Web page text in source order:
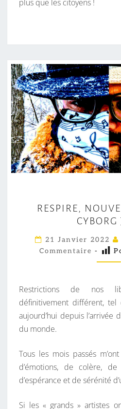
plus que les citoyens !
E
S
P
R
N
O
E
L
A
RESPIRE,
CYBORG
21 Janvier 2022
Commentaire -
Restrictions de nos
définitivement différent, tel
aujourd’hui depuis l’arrivée
du monde.
Tous les mois passés
d’émotions, de colère,
d’espérance et de sérénité
Si les « grands » artistes